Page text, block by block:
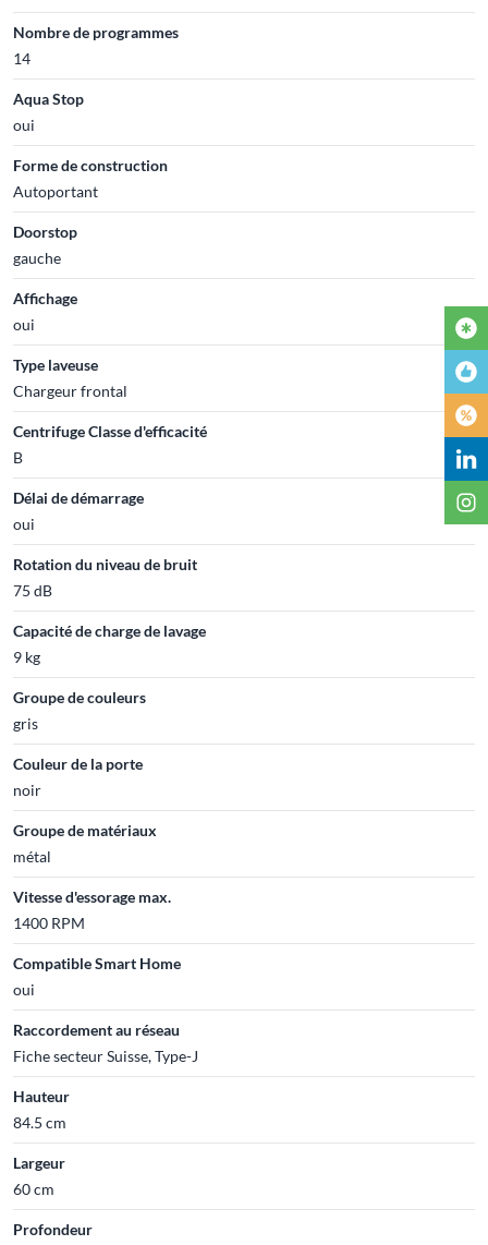
Nombre de programmes
14
Aqua Stop
oui
Forme de construction
Autoportant
Doorstop
gauche
Affichage
oui
Type laveuse
Chargeur frontal
Centrifuge Classe d'efficacité
B
Délai de démarrage
oui
Rotation du niveau de bruit
75 dB
Capacité de charge de lavage
9 kg
Groupe de couleurs
gris
Couleur de la porte
noir
Groupe de matériaux
métal
Vitesse d'essorage max.
1400 RPM
Compatible Smart Home
oui
Raccordement au réseau
Fiche secteur Suisse, Type-J
Hauteur
84.5 cm
Largeur
60 cm
Profondeur